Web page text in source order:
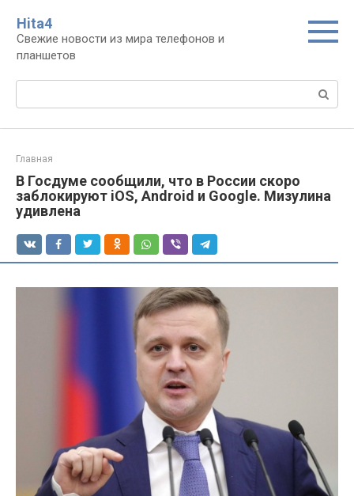
контенту
Нita4
Свежие новости из мира телефонов и
планшетов
Поиск:
Главная
В Госдуме сообщили, что в России скоро
заблокируют iOS, Android и Google. Мизулина
удивлена